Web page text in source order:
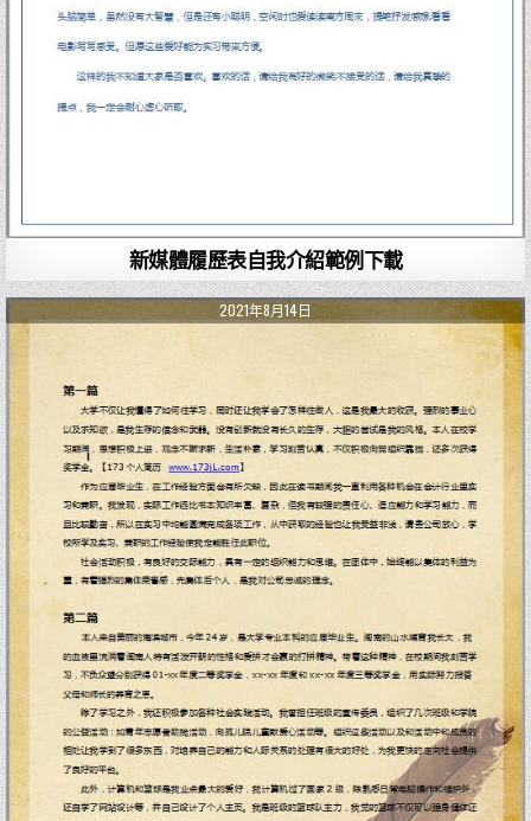
新媒體履歷表自我介紹範例下載
2021年8月14日